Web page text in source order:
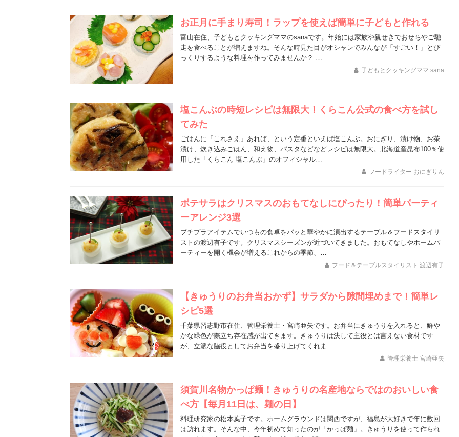
お正月に手まり寿司！ラップを使えば簡単に子どもと作れる
富山在住、子どもとクッキングママのsanaです。年始には家族や親せきでおせちやご馳
走を食べることが増えますね。そんな時見た目がオシャレでみんなが「すごい！」とび
っくりするような料理を作ってみませんか？ …
子どもとクッキングママ sana
塩こんぶの時短レシピは無限大！くらこん公式の食べ方を試し
てみた
ごはんに「これさえ」あれば、という定番といえば塩こんぶ。おにぎり、漬け物、お茶
漬け、炊き込みごはん、和え物、パスタなどなどレシピは無限大。北海道産昆布100％使
用した「くらこん 塩こんぶ」のオフィシャル…
フードライター おにぎりん
ポテサラはクリスマスのおもてなしにぴったり！簡単パーティ
ーアレンジ3選
プチプラアイテムでいつもの食卓をパッと華やかに演出するテーブル＆フードスタイリ
ストの渡辺有子です。クリスマスシーズンが近づいてきました。おもてなしやホームパ
ーティーを開く機会が増えるこれからの季節、…
フード＆テーブルスタイリスト 渡辺有子
【きゅうりのお弁当おかず】サラダから隙間埋めまで！簡単レ
シピ5選
千葉県習志野市在住、管理栄養士・宮崎亜矢です。お弁当にきゅうりを入れると、鮮や
かな緑色が際立ち存在感が出てきます。きゅうりは決して主役とは言えない食材です
が、立派な脇役としてお弁当を盛り上げてくれま…
管理栄養士 宮崎亜矢
須賀川名物かっぱ麺！きゅうりの名産地ならではのおいしい食
べ方【毎月11日は、麺の日】
料理研究家の松本葉子です。ホームグラウンドは関西ですが、福島が大好きで年に数回
は訪れます。そんな中、今年初めて知ったのが「かっぱ麺」。きゅうりを使って作られ